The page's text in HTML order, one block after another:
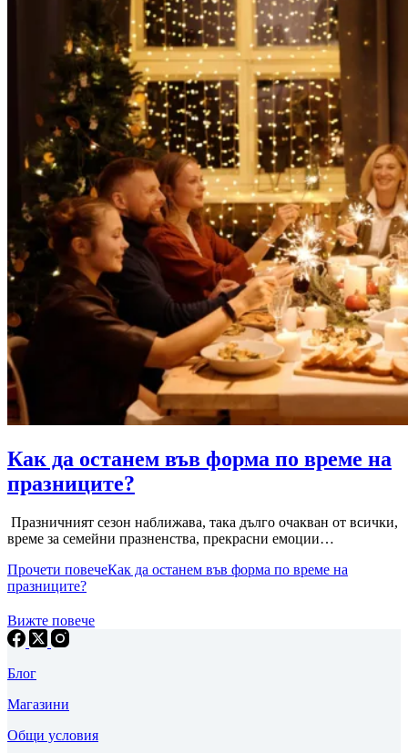
Как да останем във форма по време на
празниците?
Празничният сезон наближава, така дълго очакван от всички,
време за семейни празненства, прекрасни емоции…
Прочети повечеКак да останем във форма по време на
празниците?
Вижте повече
Блог
Магазини
Общи условия